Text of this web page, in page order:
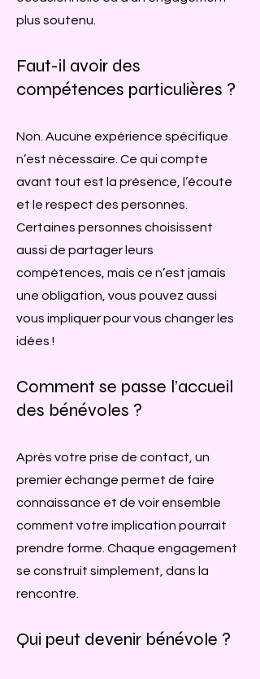
plus soutenu.
Faut-il avoir des
compétences particulières ?
Non. Aucune expérience spécifique
n’est nécessaire. Ce qui compte
avant tout est la présence, l’écoute
et le respect des personnes.
Certaines personnes choisissent
aussi de partager leurs
compétences, mais ce n’est jamais
une obligation, vous pouvez aussi
vous impliquer pour vous changer les
idées !
Comment se passe l’accueil
des bénévoles ?
Après votre prise de contact, un
premier échange permet de faire
connaissance et de voir ensemble
comment votre implication pourrait
prendre forme. Chaque engagement
se construit simplement, dans la
rencontre.
Qui peut devenir bénévole ?